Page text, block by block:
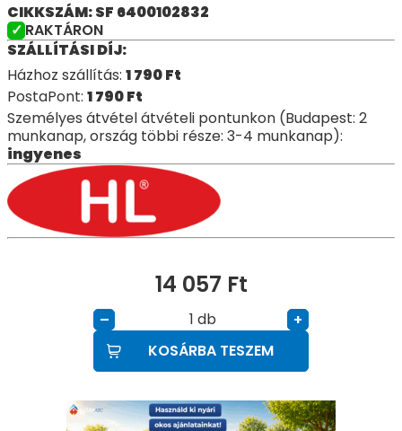
CIKKSZÁM: SF 6400102832
RAKTÁRON
SZÁLLÍTÁSI DÍJ:
Házhoz szállítás: 1 790Ft
PostaPont: 1 790Ft
Személyes átvétel átvételi pontunkon (Budapest: 2
munkanap, ország többi része: 3-4 munkanap):
ingyenes
14 057 Ft
– db
+
KOSÁRBA TESZEM